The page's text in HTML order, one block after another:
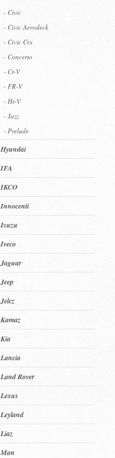
- Civic
- Civic Aerodeck
- Civic Crx
- Concerto
- Cr-V
- FR-V
- Hr-V
- Jazz
- Prelude
Hyundai
IFA
IKCO
Innocenti
Isuzu
Iveco
Jaguar
Jeep
Jelcz
Kamaz
Kia
Lancia
Land Rover
Lexus
Leyland
Liaz
Man